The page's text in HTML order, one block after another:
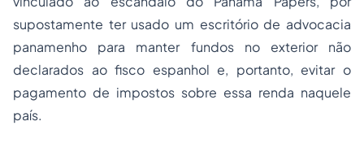
supostamente ter usado um escritório de advocacia
panamenho para manter fundos no exterior não
declarados ao fisco espanhol e, portanto, evitar o
pagamento de impostos sobre essa renda naquele
país.